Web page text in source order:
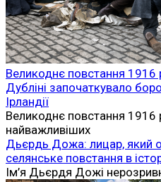
Великоднє повстання 1916
Дубліні започаткувало
Ірландії
Великоднє повстання 1916
найважливіших
Дьєрдь Дожа: лицар, який
селянське повстання в
Ім’я Дьєрдя Дожі